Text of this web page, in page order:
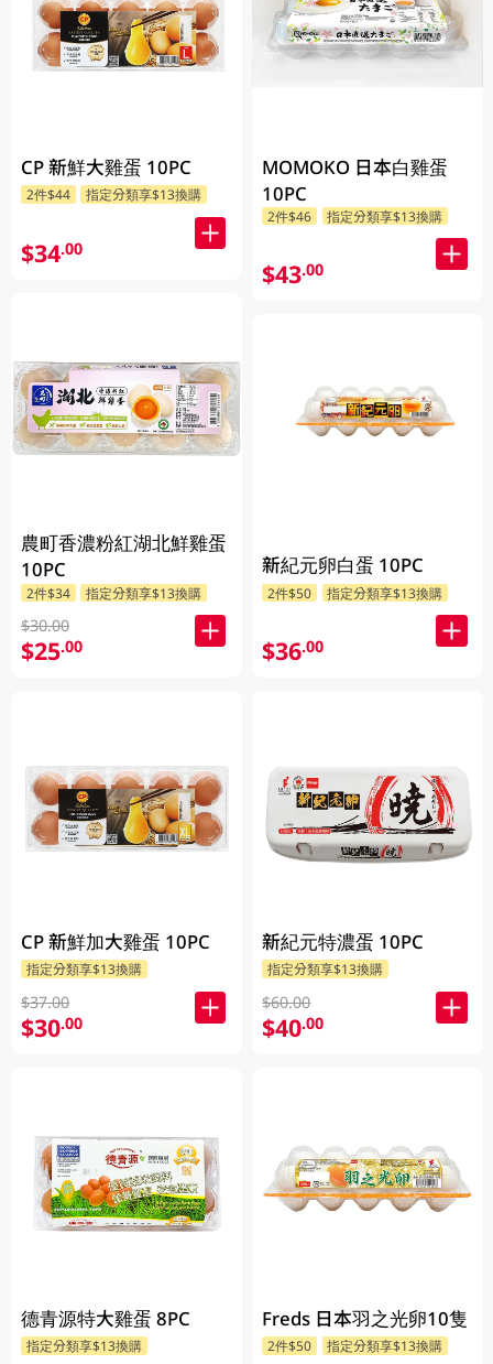
CP 新鮮大雞蛋 10PC
2件$44 指定分類享$13換購
$34.00
農町香濃粉紅湖北鮮雞蛋
10PC
2件$34 指定分類享$13換購
$30.00
$25.00
CP 新鮮加大雞蛋 10PC
指定分類享$13換購
$37.00
$30.00
德青源特大雞蛋 8PC
指定分類享$13換購
MOMOKO 日本白雞蛋
10PC
2件$46 指定分類享$13換購
$43.00
新紀元卵白蛋 10PC
2件$50 指定分類享$13換購
$36.00
新紀元特濃蛋 10PC
指定分類享$13換購
$60.00
$40.00
Freds 日本羽之光卵10隻
2件$50 指定分類享$13換購